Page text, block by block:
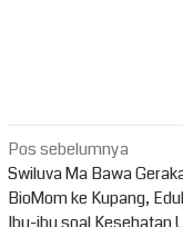
Navigasi
pos
Pos sebelumnya
Swiluva Ma Bawa
BioMom ke Kupang,